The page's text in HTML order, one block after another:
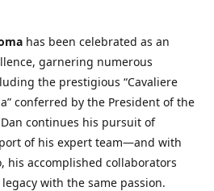
has been celebrated as an
garnering numerous
the prestigious “Cavaliere
conferred by the President of the
continues his pursuit of
of his expert team—and with
his accomplished collaborators
with the same passion.